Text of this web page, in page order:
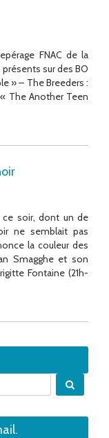
FNAC de la
sur des BO
» – The Breeders :
The Another Teen
ce soir, dont un de
ne semblait pas
la couleur des
Smagghe et son
Fontaine (21h-